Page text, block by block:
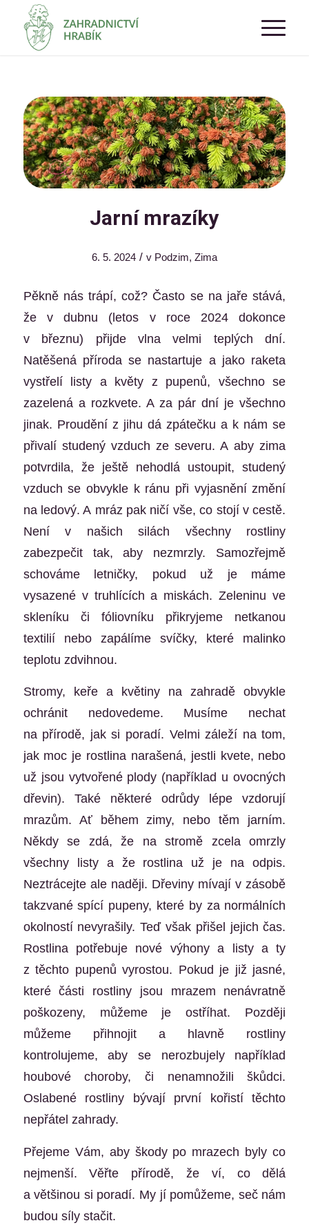
Jarní mrazíky
6. 5. 2024 / v Podzim, Zima
Pěkně nás trápí, což? Často se na jaře stává,
že v dubnu (letos v roce 2024 dokonce
v březnu) přijde vlna velmi teplých dní.
Natěšená příroda se nastartuje a jako raketa
vystřelí listy a květy z pupenů, všechno se
zazelená a rozkvete. A za pár dní je všechno
jinak. Proudění z jihu dá zpátečku a k nám se
přivalí studený vzduch ze severu. A aby zima
potvrdila, že ještě nehodlá ustoupit, studený
vzduch se obvykle k ránu při vyjasnění změní
na ledový. A mráz pak ničí vše, co stojí v cestě.
Není v našich silách všechny rostliny
zabezpečit tak, aby nezmrzly. Samozřejmě
schováme letničky, pokud už je máme
vysazené v truhlících a miskách. Zeleninu ve
skleníku či fóliovníku přikryjeme netkanou
textilií nebo zapálíme svíčky, které malinko
teplotu zdvihnou.
Stromy, keře a květiny na zahradě obvykle
ochránit nedovedeme. Musíme nechat
na přírodě, jak si poradí. Velmi záleží na tom,
jak moc je rostlina narašená, jestli kvete, nebo
už jsou vytvořené plody (například u ovocných
dřevin). Také některé odrůdy lépe vzdorují
mrazům. Ať během zimy, nebo těm jarním.
Někdy se zdá, že na stromě zcela omrzly
všechny listy a že rostlina už je na odpis.
Neztrácejte ale naději. Dřeviny mívají v zásobě
takzvané spící pupeny, které by za normálních
okolností nevyrašily. Teď však přišel jejich čas.
Rostlina potřebuje nové výhony a listy a ty
z těchto pupenů vyrostou. Pokud je již jasné,
které části rostliny jsou mrazem nenávratně
poškozeny, můžeme je ostříhat. Později
můžeme přihnojit a hlavně rostliny
kontrolujeme, aby se nerozbujely například
houbové choroby, či nenamnožili škůdci.
Oslabené rostliny bývají první kořistí těchto
nepřátel zahrady.
Přejeme Vám, aby škody po mrazech byly co
nejmenší. Věřte přírodě, že ví, co dělá
a většinou si poradí. My jí pomůžeme, seč nám
budou síly stačit.